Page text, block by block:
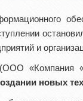
и
«Компания
новых